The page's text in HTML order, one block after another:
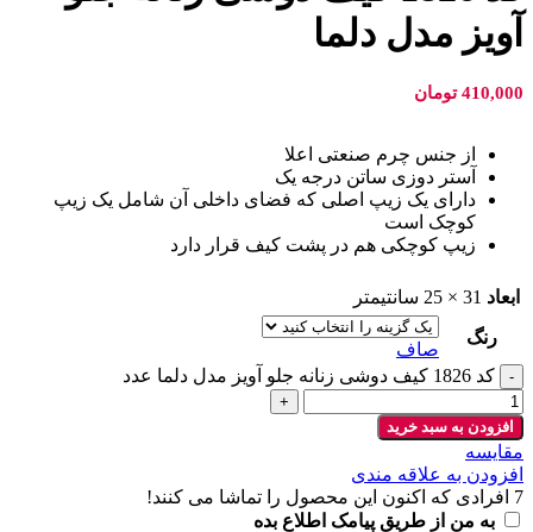
آویز مدل دلما
410,000 تومان
از جنس چرم صنعتی اعلا
آستر دوزی ساتن درجه یک
دارای یک زیپ اصلی که فضای داخلی آن شامل یک زیپ
کوچک است
زیپ کوچکی هم در پشت کیف قرار دارد
ابعاد 31 × 25 سانتیمتر
رنگ
صاف
کد 1826 کیف دوشی زنانه جلو آویز مدل دلما عدد
افزودن به سبد خرید
مقايسه
افزودن به علاقه مندی
7 افرادی که اکنون این محصول را تماشا می کنند!
به من از طریق پیامک اطلاع بده